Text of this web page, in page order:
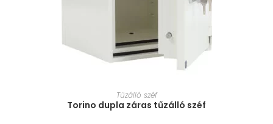
MÉRET VÁLASZTÁSA
Tűzálló széf
Torino dupla záras tűzálló széf